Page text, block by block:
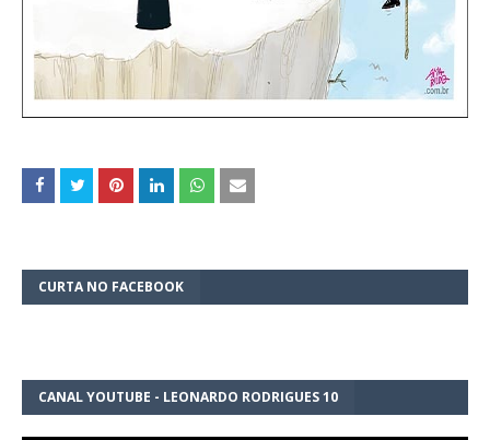
CURTA NO FACEBOOK
CANAL YOUTUBE - LEONARDO RODRIGUES 10